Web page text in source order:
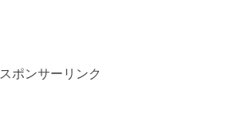
スポンサーリンク